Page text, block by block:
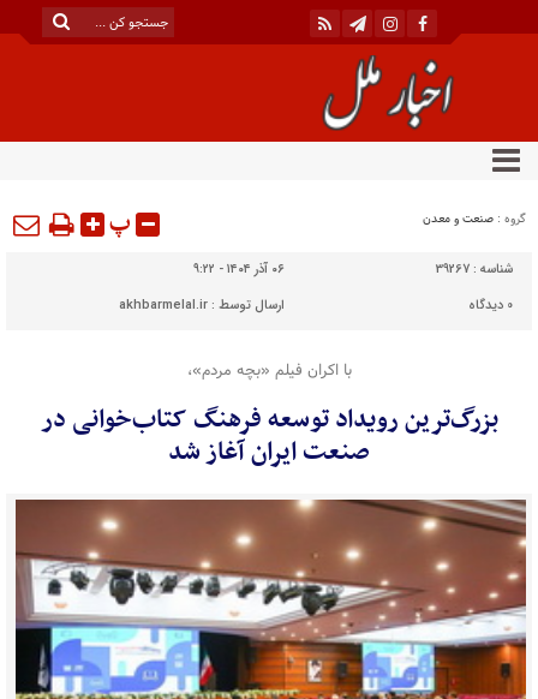
گروه : صنعت و معدن پ
شناسه : 39267
۰۶ آذر ۱۴۰۴ - ۹:۲۲
0 دیدگاه ارسال توسط :akhbarmelal.ir
با اکران فیلم «بچه مردم»،
بزرگ‌ترین رویداد توسعه فرهنگ کتاب‌خوانی در
صنعت ایران آغاز شد